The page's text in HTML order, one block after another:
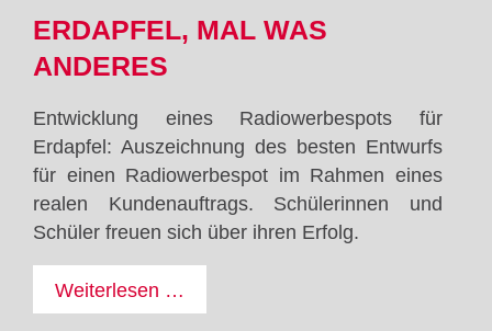
ERDAPFEL, MAL WAS
ANDERES
Entwicklung eines Radiowerbespots für
Erdapfel: Auszeichnung des besten Entwurfs
für einen Radiowerbespot im Rahmen eines
realen Kundenauftrags. Schülerinnen und
Schüler freuen sich über ihren Erfolg.
Weiterlesen …
mal